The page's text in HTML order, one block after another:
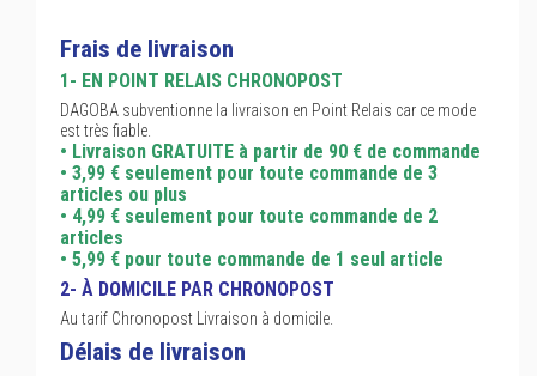
Frais de livraison
1- EN POINT RELAIS CHRONOPOST
DAGOBA subventionne la livraison en Point Relais car ce mode
est très fiable.
• Livraison GRATUITE à partir de 90 € de commande
• 3,99 € seulement pour toute commande de 3
articles ou plus
• 4,99 € seulement pour toute commande de 2
articles
• 5,99 € pour toute commande de 1 seul article
2- À DOMICILE PAR CHRONOPOST
Au tarif Chronopost Livraison à domicile.
Délais de livraison